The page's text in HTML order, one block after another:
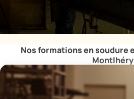
Nos formations en soudure
Montlhéry